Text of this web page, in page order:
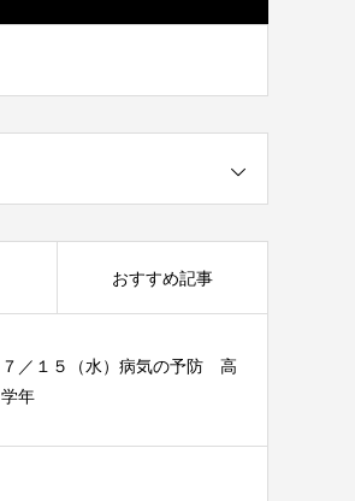
おすすめ記事
７／１５（水）病気の予防 高
学年